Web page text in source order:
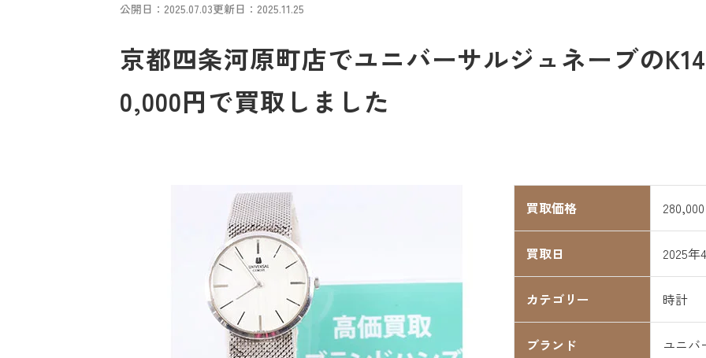
公開日：2025.07.03更新日：2025.11.25
京都四条河原町店でユニバーサルジュネーブの
0,000円で買取しました
買取価格
買取日 2025年
カテゴリー 時計
ブランド ユニバ